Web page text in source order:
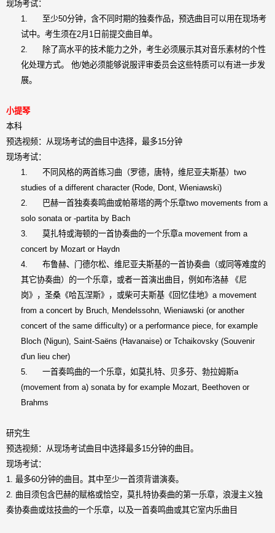
现场考试：
1.
至少50分钟，含不同时期的独奏作品，预选曲目可以用在现场考
试中。考生须在2月 1 日前提交曲目单。
2.
除了高水平的技术能力之外，考生必须展示其对音乐素材的个性
化处理方式。
他/她必须能够说服评审委员会这些特质可以有进一步发
展。
小提琴
本科
预选视频：从现场考试的曲目中选择，最多15分钟
现场考试：
1.
不同风格的两首练习曲（罗德，唐特，维尼亚夫斯基） two
studies of a different character (Rode, Dont, Wieniawski)
2.
巴赫一首独奏奏鸣曲或帕蒂塔的两个乐章two movements from a
solo sonata or -partita by Bach
3.
莫扎特或海顿的一首协奏曲的一个乐章a movement from a
concert by Mozart or Haydn
4.
布鲁赫、门德尔松、维尼亚夫斯基的一首协奏曲（或同等难度的
其它协奏曲）的一个乐章，或者一首演出曲目，例如布洛赫
《尼
岗》，圣桑《哈瓦涅斯》，或柴可夫斯基《回忆佳地》 a movement
from a concert by Bruch, Mendelssohn, Wieniawski (or another
concert of the same difficulty) or a performance piece, for example
Bloch (Nigun), Saint-Saëns (Havanaise) or Tchaikovsky (Souvenir
d'un lieu cher)
5.
一首奏鸣曲的一个乐章，如莫扎特、贝多芬、勃拉姆斯a
(movement from a) sonata by for example Mozart, Beethoven or
Brahms
研究生
预选视频：从现场考试曲目中选择最多15分钟的曲目。
现场考试：
1. 最多60分钟的曲目。其中至少一首须背谱演奏。
2. 曲目须包含巴赫的赋格或恰空，莫扎特协奏曲的第一乐章，浪漫主义独
奏协奏曲或炫技曲的一个乐章，以及一首奏鸣曲或其它室内乐曲目